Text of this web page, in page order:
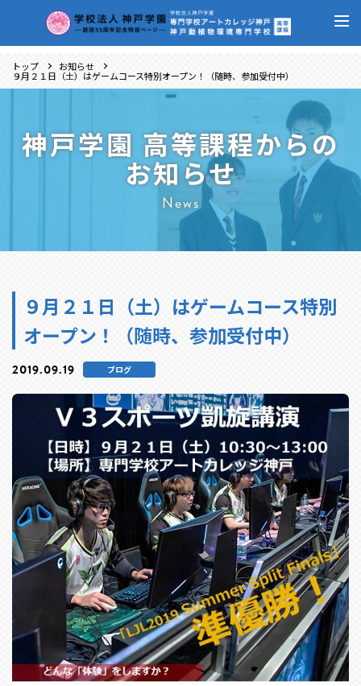
トップ お知らせ
９月２１日（土）はゲームコース特別オープン！（随時、参加受付中）
神戸学園 高等課程からの
お知らせ
News
９月２１日（土）はゲームコース特別
オープン！（随時、参加受付中）
2019.09.19 ブログ